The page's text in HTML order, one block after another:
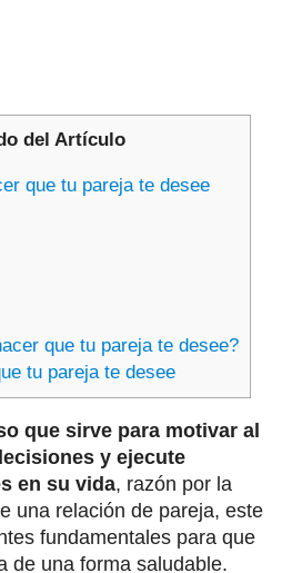
del Artículo
que tu pareja te desee
que tu pareja te desee?
tu pareja te desee
que sirve para motivar al
y ejecute
en su vida, razón por la
una relación de pareja, este
fundamentales para que
de una forma saludable.